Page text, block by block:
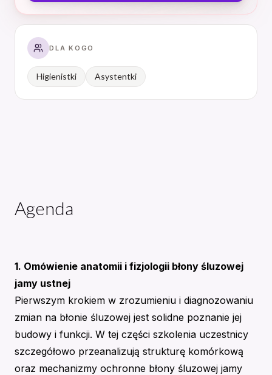
DLA KOGO
Higienistki Asystentki
Agenda
1. Omówienie anatomii i fizjologii błony śluzowej
jamy ustnej
Pierwszym krokiem w zrozumieniu i diagnozowaniu
zmian na błonie śluzowej jest solidne poznanie jej
budowy i funkcji. W tej części szkolenia uczestnicy
szczegółowo przeanalizują strukturę komórkową
oraz mechanizmy ochronne błony śluzowej jamy